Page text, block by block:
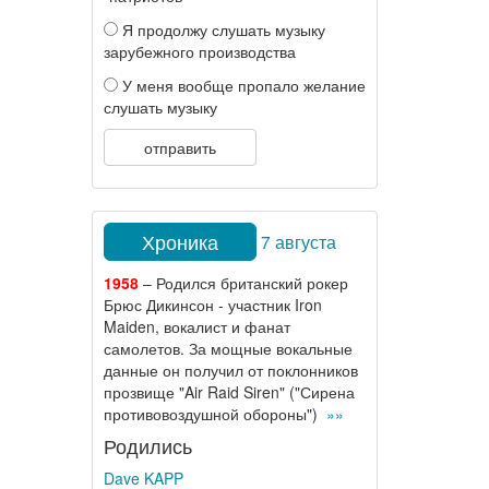
Я продолжу слушать музыку
зарубежного производства
У меня вообще пропало желание
слушать музыку
отправить
Хроника 7 августа
1958– Родился британский рокер
Брюс Дикинсон - участник Iron
Maiden, вокалист и фанат
самолетов. За мощные вокальные
данные он получил от поклонников
прозвище "Air Raid Siren" ("Сирена
противовоздушной обороны") »»
Родились
Dave KAPP